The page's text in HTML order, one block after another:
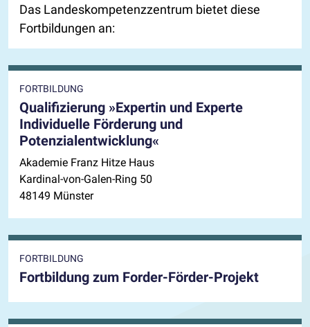
Das Landeskompetenzzentrum bietet diese
Fortbildungen an:
FORTBILDUNG
Qualifizierung »Expertin und Experte
Individuelle Förderung und
Potenzialentwicklung«
Akademie Franz Hitze Haus
Kardinal-von-Galen-Ring 50
48149 Münster
FORTBILDUNG
Fortbildung zum Forder-Förder-Projekt